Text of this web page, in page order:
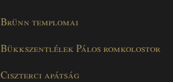
Brünn templomai
Bükkszentlélek Pálos romkolostor
Ciszterci apátság